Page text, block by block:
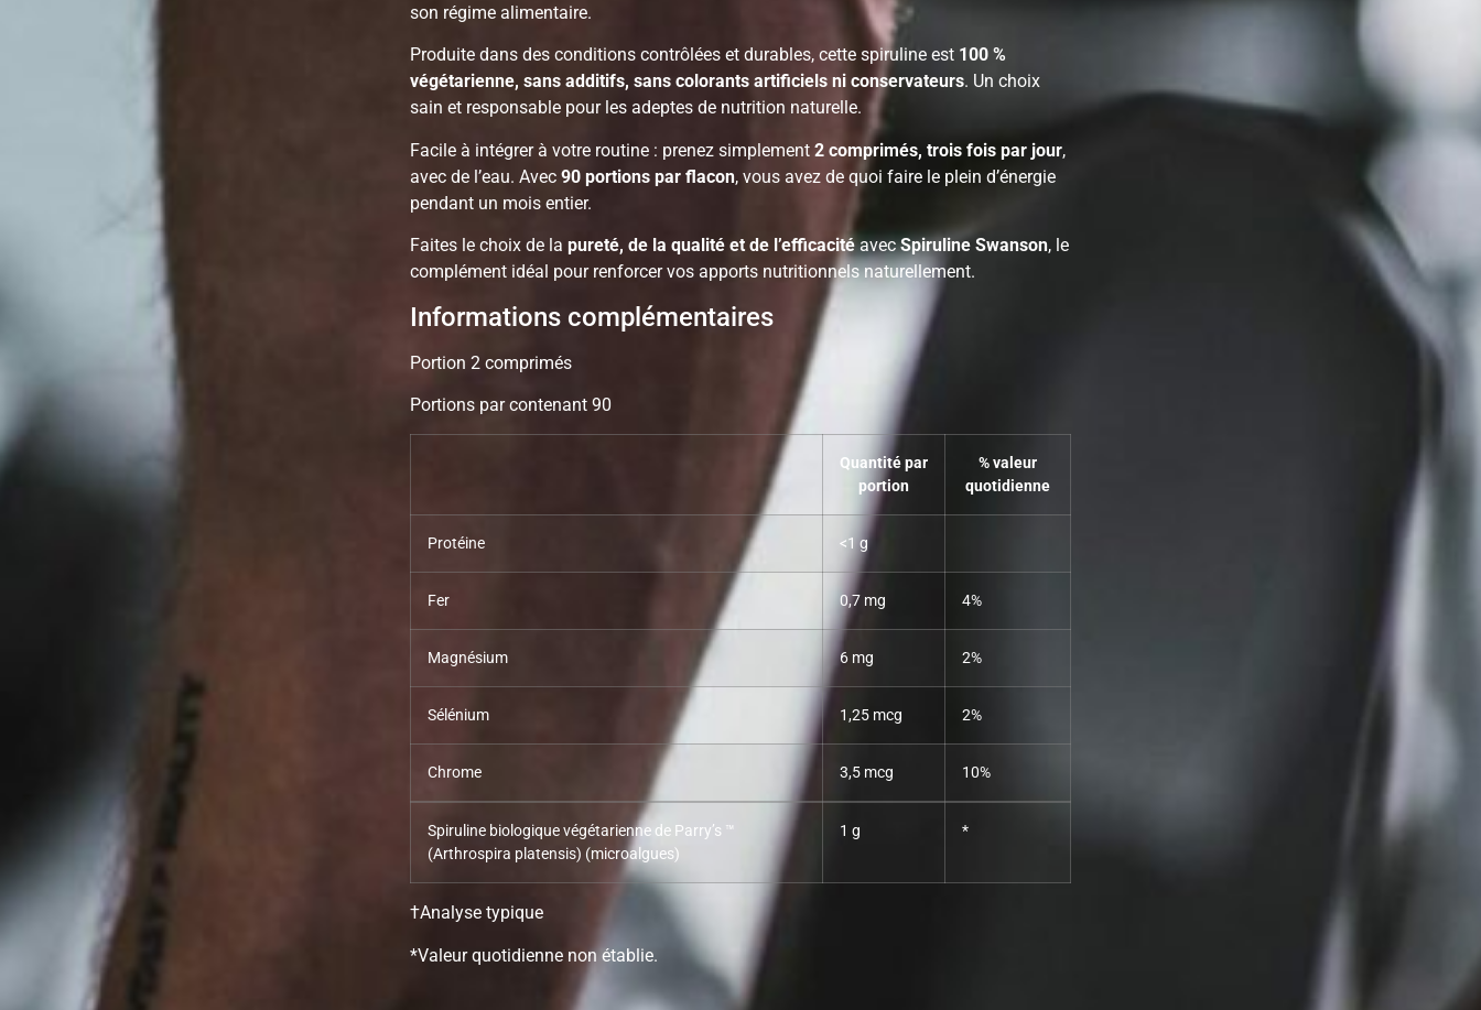
son régime alimentaire.
Produite dans des conditions contrôlées et durables, cette spiruline est 100 %
végétarienne, sans additifs, sans colorants artificiels ni conservateurs. Un choix
sain et responsable pour les adeptes de nutrition naturelle.
Facile à intégrer à votre routine : prenez simplement 2 comprimés, trois fois par jour,
avec de l’eau. Avec 90 portions par flacon, vous avez de quoi faire le plein d’énergie
pendant un mois entier.
Faites le choix de la pureté, de la qualité et de l’efficacitéavecSpiruline Swanson, le
complément idéal pour renforcer vos apports nutritionnels naturellement.
Informations complémentaires
Portion 2 comprimés
Portions par contenant 90
Quantité par
portion
% valeur
quotidienne
Protéine <1 g
Fer 0,7 mg 4%
Magnésium 6 mg 2%
Sélénium 1,25 mcg 2%
Chrome 3,5 mcg 10%
Spiruline biologique végétarienne de Parry’s ™
(Arthrospira platensis) (microalgues)
1 g *
†Analyse typique
*Valeur quotidienne non établie.